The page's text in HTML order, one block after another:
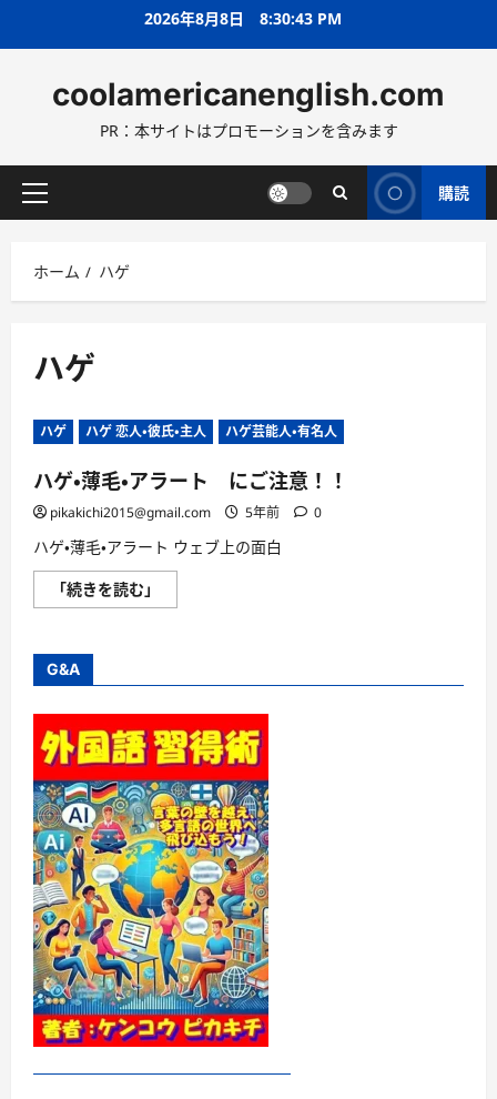
ス
ッ
2026年8月8日 8:30:45 PM
coolamericanenglish.com
PR：本サイトはプロモーションを含みます
メ
メ
ニ
ー
購読
ホーム ハゲ
ハゲ
ハゲ ハゲ 恋人・彼氏・主人 ハゲ芸能人・有名人
ハゲ・薄毛・アラート にご注意！！
pikakichi2015@gmail.com 5年前 0
ハゲ・薄毛・アラート ウェブ上の面白
「続きを読む」
ゲ・
ー
に
ご
注
意！！
に
つ
い
て
さ
ら
に
読
む
G&A